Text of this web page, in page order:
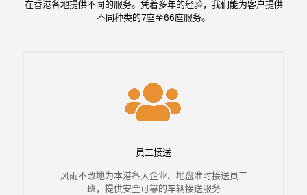
在香港各地提供不同的服务。凭着多年的经验，我们能为客户提供
不同种类的7座至66座服务。
员工接送
风雨不改地为本港各大企业、地盘准时接送员工
班，提供安全可靠的车辆接送服务